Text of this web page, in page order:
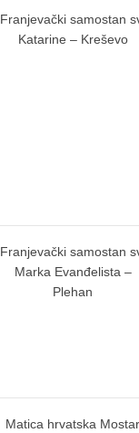
Franjevački samostan
Katarine – Kreševo
Franjevački samostan
Marka Evanđelista –
Plehan
Matica hrvatska Mostar